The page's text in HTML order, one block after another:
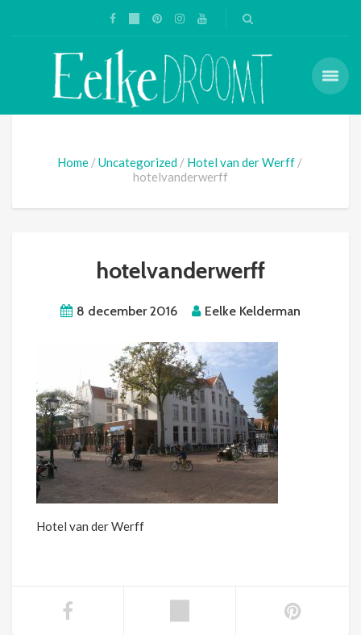
Home Uncategorized
Hotel van der Werff
hotelvanderwerff
hotelvanderwerff
8 december 2016 Eelke Kelderman
Hotel van der Werff